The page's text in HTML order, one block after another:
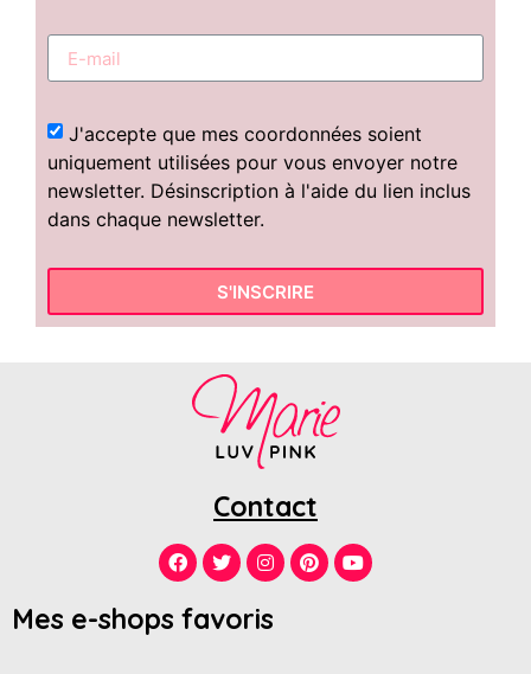
J'accepte que mes coordonnées soient
uniquement utilisées pour vous envoyer notre
newsletter. Désinscription à l'aide du lien inclus
dans chaque newsletter.
S'INSCRIRE
Contact
Mes e-shops favoris